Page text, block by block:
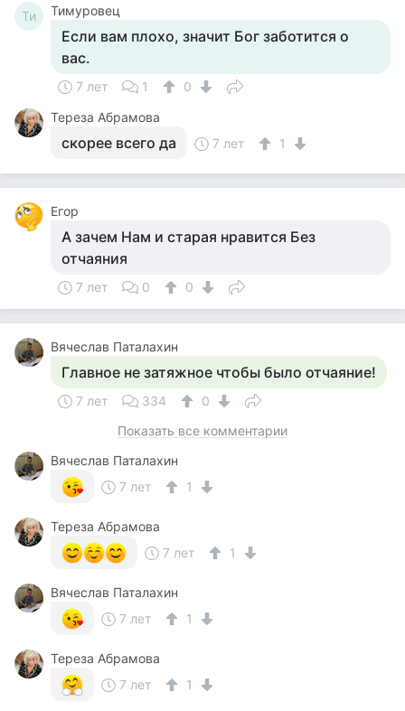
Ти Тимуровец
Если вам плохо, значит Бог заботится о
вас.
7 лет 1
0
Тереза Абрамова
скорее всего да 7 лет 1
Егор
А зачем Нам и старая нравится Без
отчаяния
7 лет 0 0
Вячеслав Паталахин
Главное не затяжное чтобы было отчаяние!
7 лет 334
0
Показать все комментарии
Вячеслав Паталахин
7 лет
1
Тереза Абрамова
7 лет
1
Вячеслав Паталахин
7 лет
1
Тереза Абрамова
7 лет
1